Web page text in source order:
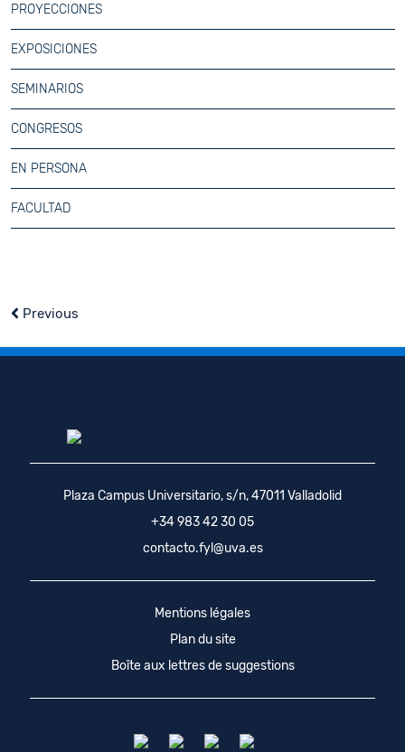
PROYECCIONES
EXPOSICIONES
SEMINARIOS
CONGRESOS
EN PERSONA
FACULTAD
Previous
Plaza Campus Universitario, s/n, 47011 Valladolid
+34 983 42 30 05
contacto.fyl@uva.es
Mentions légales
Plan du site
Boîte aux lettres de suggestions